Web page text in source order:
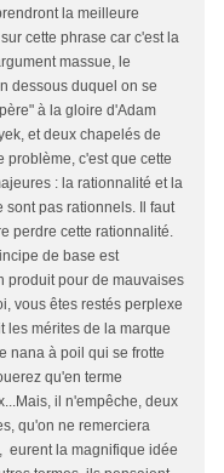
la meilleure
cette phrase car c'est la
massue, le
dessous duquel on se
à la gloire d'Adam
et deux chapelés de
problème, c'est que cette
: la rationnalité et la
pas rationnels. Il faut
perdre cette rationnalité.
de base est
produit pour de mauvaises
vous êtes restés perplexe
les mérites de la marque
nana à poil qui se frotte
qu'en terme
il n'empêche, deux
qu'on ne remerciera
eurent la magnifique idée